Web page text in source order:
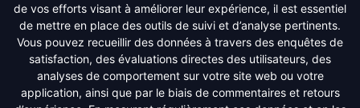
de vos efforts visant à améliorer leur expérience, il est essentiel
de mettre en place des outils de suivi et d’analyse pertinents.
Vous pouvez recueillir des données à travers des enquêtes de
satisfaction, des évaluations directes des utilisateurs, des
analyses de comportement sur votre site web ou votre
application, ainsi que par le biais de commentaires et retours